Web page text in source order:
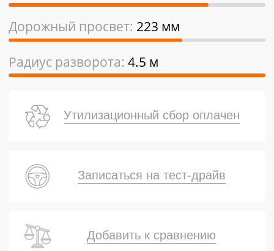
Дорожный просвет: 223 мм
Радиус разворота: 4.5 м
Добавить к сравнению
Утилизационный сбор оплачен
Записаться на тест-драйв